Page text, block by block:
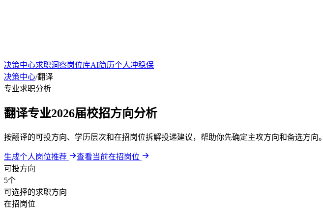
决策中心求职洞察岗位库AI简历个人冲稳保
决策中心/翻译
专业求职分析
翻译专业2026届校招方向分析
按翻译的可投方向、学历层次和在招岗位拆解投递建议，帮助你先确定主攻方向和备选方向。
生成个人岗位推荐
查看当前在招岗位
可投方向
5个
可选择的求职方向
在招岗位